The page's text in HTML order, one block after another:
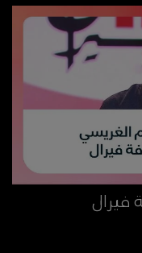
فيرال